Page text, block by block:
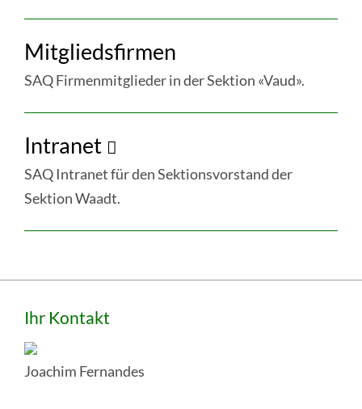
Veranstaltungen
Mitgliedsfirmen
SAQ Firmenmitglieder in der Sektion «Vaud».
Mitgliedsfirmen
Intranet
SAQ Intranet für den Sektionsvorstand der
Sektion Waadt.
Seitenspalte
Ihr Kontakt
Joachim Fernandes